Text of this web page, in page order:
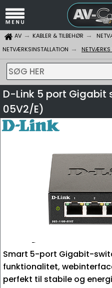
AV KABLER & TILBEHØR
NETVÆRKSINSTALLATION
SØG HER
D-Link 5 port Gigabit
05V2/E)
Smart 5-port Gigabit-
funktionalitet,
perfekt til stabile og